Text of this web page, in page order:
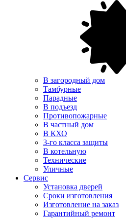
В загородный дом
Тамбурные
Парадные
В подъезд
Противопожарные
В частный дом
В КХО
3-го класса защиты
В котельную
Технические
Уличные
Сервис
Установка дверей
Сроки изготовления
Изготовление на заказ
Гарантийный ремонт